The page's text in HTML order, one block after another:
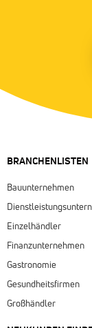
BRANCHENLISTEN
Bauunternehmen
Einzelhändler
Finanzunternehmen
Gastronomie
Gesundheitsfirmen
Großhändler